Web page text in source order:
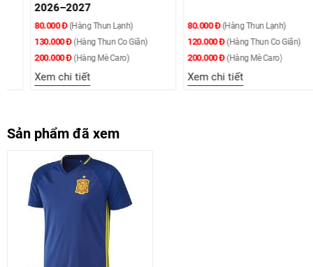
2026–2027
80.000 Đ(Hàng Thun Lạnh)
130.000 Đ(Hàng Thun Co Giãn)
200.000 Đ(Hàng Mè Caro)
Xem chi tiết
80.000 Đ(Hàng Thun Lạnh)
120.000 Đ(Hàng Thun Co Giãn)
200.000 Đ(Hàng Mè Caro)
Xem chi tiết
Sản phẩm đã xem